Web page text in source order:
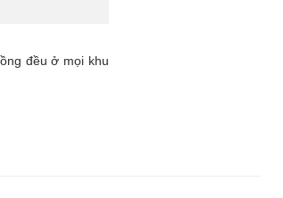
đều ở mọi khu